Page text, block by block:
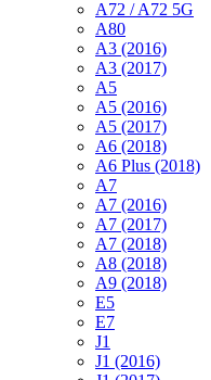
A72 / A72 5G
A80
A3 (2016)
A3 (2017)
A5
A5 (2016)
A5 (2017)
A6 (2018)
A6 Plus (2018)
A7
A7 (2016)
A7 (2017)
A7 (2018)
A8 (2018)
A9 (2018)
E5
E7
J1
J1 (2016)